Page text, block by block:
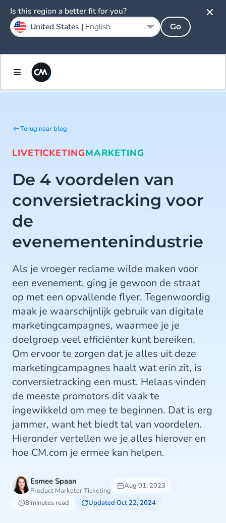
Terug naar blog
LIVETICKETINGMARKETING
De 4 voordelen van
conversietracking voor
de
evenementenindustrie
Als je vroeger reclame wilde maken voor
een evenement, ging je gewoon de straat
op met een opvallende flyer. Tegenwoordig
maak je waarschijnlijk gebruik van digitale
marketingcampagnes, waarmee je je
doelgroep veel efficiënter kunt bereiken.
Om ervoor te zorgen dat je alles uit deze
marketingcampagnes haalt wat erin zit, is
conversietracking een must. Helaas vinden
de meeste promotors dit vaak te
ingewikkeld om mee te beginnen. Dat is erg
jammer, want het biedt tal van voordelen.
Hieronder vertellen we je alles hierover en
hoe CM.com je ermee kan helpen.
Esmee Spaan
Product Marketer Ticketing
Aug 01, 2023
8 minutes read
Updated Oct 22, 2024
Is this region a better fit for you?
United States | English Go